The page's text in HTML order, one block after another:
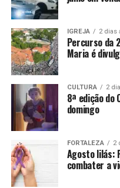
IGREJA 2 dias
Percurso da
Maria é
CULTURA 2
8ª edição do
domingo
FORTALEZA 2
Agosto lilás:
combater a